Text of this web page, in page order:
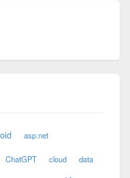
asp.net
ChatGPT cloud data